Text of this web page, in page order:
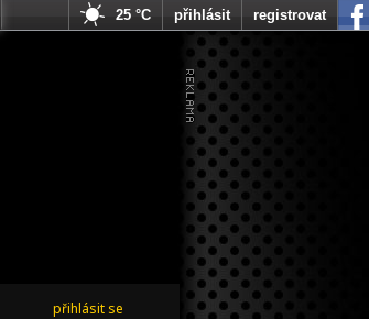
přihlásit se
25 °C přihlásit registrovat